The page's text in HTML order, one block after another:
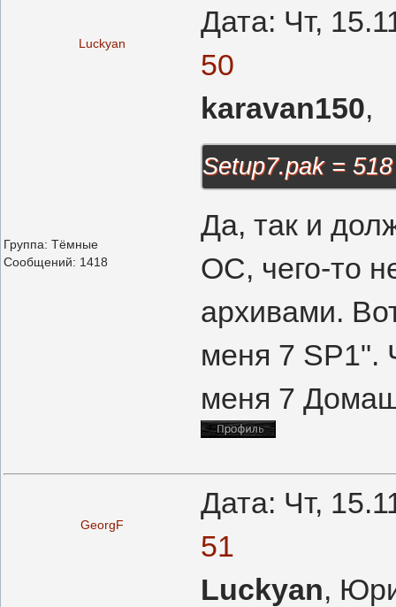
Luckyan
Дата: Чт,
50
Группа: Тёмные
Сообщений: 1418
karavan150,
Setup7.pak =
Да, так и
ОС, чего-то
архивами.
меня 7 SP1".
меня 7
GeorgF
Дата: Чт,
51
Luckyan,